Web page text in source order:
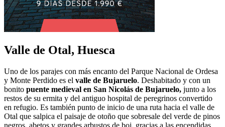
Valle de Otal, Huesca
Uno de los parajes con más encanto del Parque Nacional de Ordesa
y Monte Perdido es el valle de Bujaruelo. Deshabitado y con un
bonito puente medieval en San Nicolás de Bujaruelo, junto a los
restos de su ermita y del antiguo hospital de peregrinos convertido
en refugio. Es también punto de inicio de una ruta hacia el valle de
Otal que salpica el paisaje de otoño que sobresale del verde de pinos